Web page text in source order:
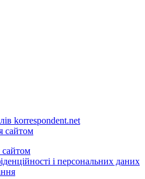
korrespondent.net
сайтом
сайтом
і персональних даних